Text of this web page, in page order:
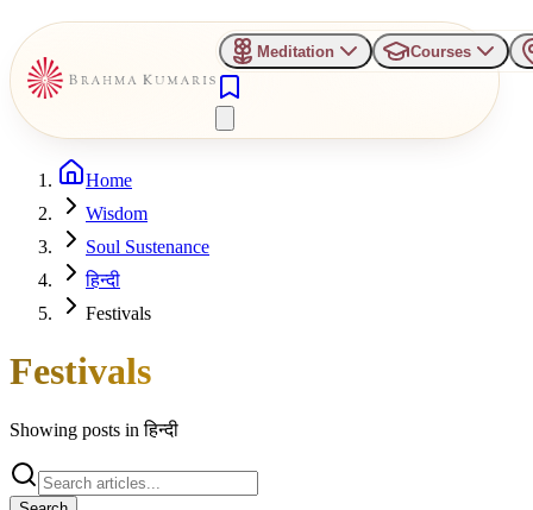
Meditation Courses
Home
Wisdom
Soul Sustenance
हिन्दी
Festivals
Festivals
Showing posts inहिन्दी